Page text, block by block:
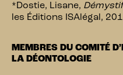
*Dostie, Lisane,
les Éditions ISAlégal,
MEMBRES DU COMITÉ
LA DÉONTOLOGIE